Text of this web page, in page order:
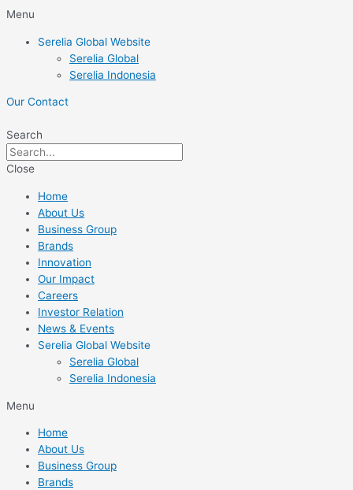
Skip
content
Menu
Serelia Global Website
Serelia Global
Serelia Indonesia
Our Contact
Search
Close
Home
About Us
Business Group
Brands
Innovation
Our Impact
Careers
Investor Relation
News & Events
Serelia Global Website
Serelia Global
Serelia Indonesia
Menu
Home
About Us
Business Group
Brands